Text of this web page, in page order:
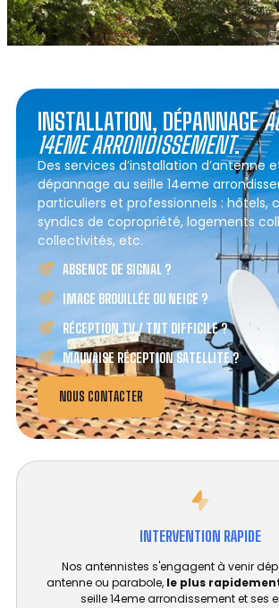
INSTALLATION, DÉPANNAGE
14EME ARRONDISSEMENT.
Des services d’installation d’antenne
dépannage au seille 14eme
particuliers et professionnels : hôtels,
syndics de copropriété, logements
collectivités, etc.
ABSENCE DE SIGNAL ?
IMAGE BROUILLÉE OU NEIGE ?
RÉCEPTION TV / TNT DIFFICILE ?
MAUVAISE RÉCEPTION SATELLITE ?
NOUS CONTACTER
INTERVENTION RAPIDE
Nos antennistes s'engagent à venir
antenne ou parabole, le plus
seille 14eme arrondissement et ses